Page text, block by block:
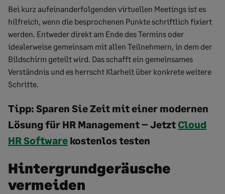
Bei kurz aufeinanderfolgenden virtuellen Meetings ist es
hilfreich, wenn die besprochenen Punkte schriftlich fixiert
werden. Entweder direkt am Ende des Termins oder
idealerweise gemeinsam mit allen Teilnehmern, in dem der
Bildschirm geteilt wird. Das schafft ein gemeinsames
Verständnis und es herrscht Klarheit über konkrete weitere
Schritte.
Tipp: Sparen Sie Zeit mit einer modernen
Lösung für HR Management –Jetzt Cloud
HR Software kostenlos testen
Hintergrundgeräusche
vermeiden